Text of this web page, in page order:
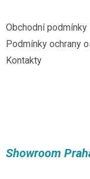
Obchodní podmínky
Podmínky ochrany
Kontakty
Showroom